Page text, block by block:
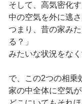
そして、高気密化す
中の空気を外に逃
つまり、昔の家み
る？」
みたいな状況をなく
で、この2つの相乗
家の中全体に空気